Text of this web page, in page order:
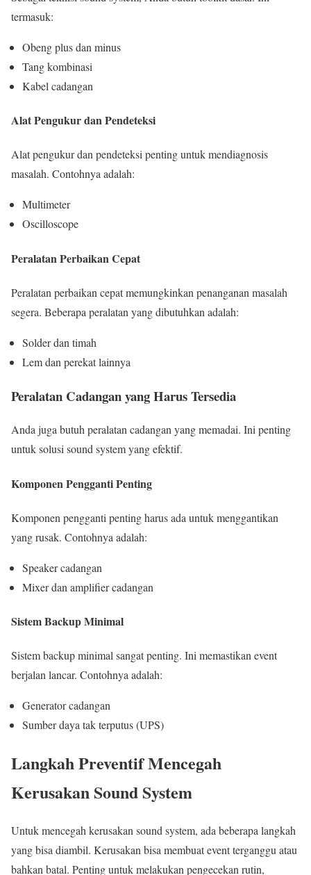
termasuk:
Obeng plus dan minus
Tang kombinasi
Kabel cadangan
Alat Pengukur dan Pendeteksi
Alat pengukur dan pendeteksi penting untuk mendiagnosis
masalah. Contohnya adalah:
Multimeter
Oscilloscope
Peralatan Perbaikan Cepat
Peralatan perbaikan cepat memungkinkan penanganan masalah
segera. Beberapa peralatan yang dibutuhkan adalah:
Solder dan timah
Lem dan perekat lainnya
Peralatan Cadangan yang Harus Tersedia
Anda juga butuh peralatan cadangan yang memadai. Ini penting
untuk solusi sound system yang efektif.
Komponen Pengganti Penting
Komponen pengganti penting harus ada untuk menggantikan
yang rusak. Contohnya adalah:
Speaker cadangan
Mixer dan amplifier cadangan
Sistem Backup Minimal
Sistem backup minimal sangat penting. Ini memastikan event
berjalan lancar. Contohnya adalah:
Generator cadangan
Sumber daya tak terputus (UPS)
Langkah Preventif Mencegah
Kerusakan Sound System
Untuk mencegah kerusakan sound system, ada beberapa langkah
yang bisa diambil. Kerusakan bisa membuat event terganggu atau
bahkan batal. Penting untuk melakukan pengecekan rutin,